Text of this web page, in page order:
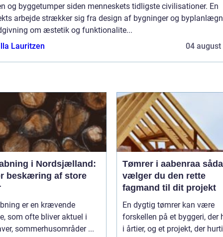
og byggetumper siden menneskets tidligste civilisationer. En
arbejde strækker sig fra design af bygninger og
om æstetik og funktionalite...
Lauritzen
04 august
i Nordsjælland:
beskæring af store
er en krævende
som ofte bliver aktuel i
sommerhusområder ...
Tømrer i aabenraa sådan
vælger du den rette
fagmand til dit projekt
En dygtig tømrer kan være
forskellen på et byggeri, der
i årtier, og et projekt, der